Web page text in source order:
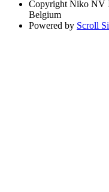
Copyright Niko NV
Belgium
Powered by Scroll